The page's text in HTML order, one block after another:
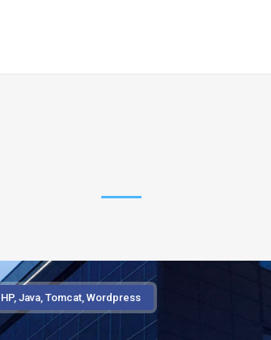
Java, Tomcat, Wordpress